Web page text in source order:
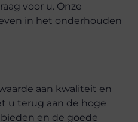
voor u. Onze
in het onderhouden
aan kwaliteit en
u terug aan de hoge
en de goede